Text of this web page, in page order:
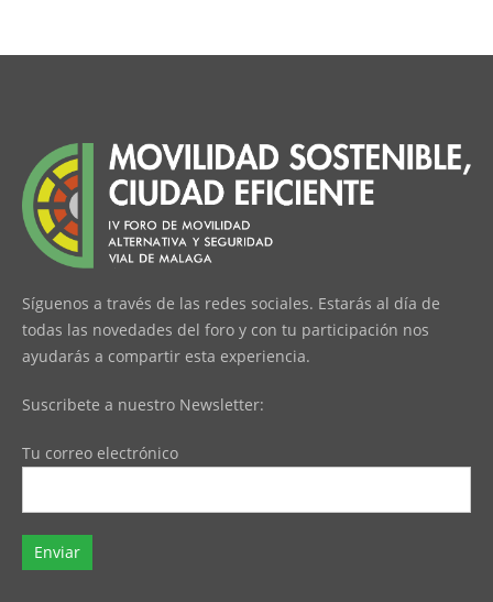
Síguenos a través de las redes sociales. Estarás al día de
todas las novedades del foro y con tu participación nos
ayudarás a compartir esta experiencia.
Suscribete a nuestro Newsletter:
Tu correo electrónico